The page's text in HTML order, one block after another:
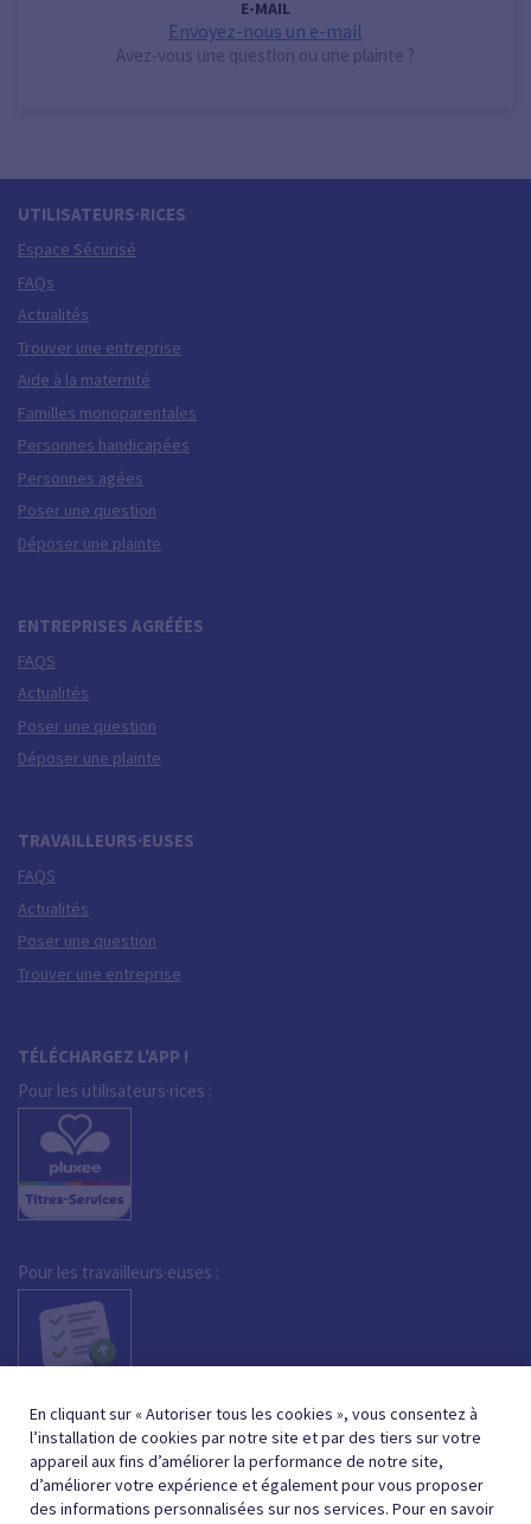
E-MAIL
Envoyez-nous un e-mail
Avez-vous une question ou une plainte ?
UTILISATEURS·RICES
Espace Sécurisé
FAQs
Actualités
Trouver une entreprise
Aide à la maternité
Familles monoparentales
Personnes handicapées
Personnes agées
Poser une question
Déposer une plainte
ENTREPRISES AGRÉÉES
FAQS
Actualités
Poser une question
Déposer une plainte
TRAVAILLEURS·EUSES
FAQS
Actualités
Poser une question
Trouver une entreprise
TÉLÉCHARGEZ L'APP !
Pour les utilisateurs·rices :
Pour les travailleurs·euses :
En cliquant sur « Autoriser tous les cookies », vous consentez à
l’installation de cookies par notre site et par des tiers sur votre
appareil aux fins d’améliorer la performance de notre site,
d’améliorer votre expérience et également pour vous proposer
des informations personnalisées sur nos services. Pour en savoir